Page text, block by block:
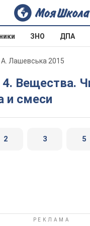
ЗНО ДПА
А. Лашевська 2015
и смеси
2 3 5